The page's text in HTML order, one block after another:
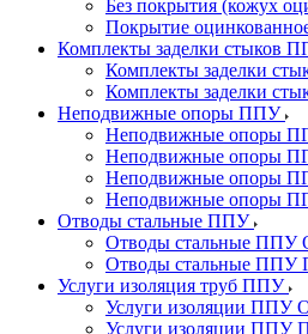
Без покрытия (кожух
Покрытие
Комплекты заделки стыков
Комплекты заделки
Комплекты заделки
Неподвижные опоры ППУ
Неподвижные опоры
Неподвижные опоры
Неподвижные опоры
Неподвижные опоры
Отводы стальные ППУ
Отводы стальные ППУ
Отводы стальные ППУ
Услуги изоляция труб ППУ
Услуги изоляции ППУ
Услуги изоляции ППУ